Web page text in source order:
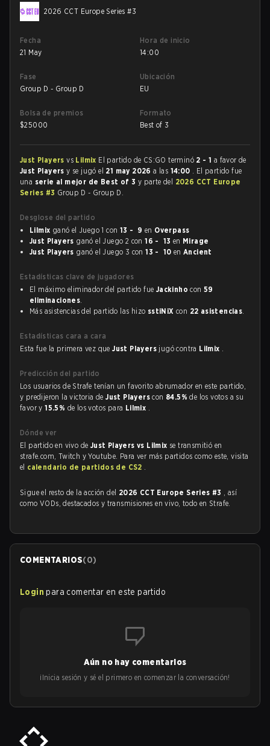
2026 CCT Europe Series #3
Fecha
21 May
Hora de inicio
14:00
Fase
Group D - Group D
Ubicación
EU
Bolsa de premios
$25000
Formato
Best of 3
Just Playersvs Lilmix El partido de CS:GO terminó 2 - 1 a favor de
Just Playersy se jugó el 21 may 2026a las 14:00 . El partido fue
una serie al mejor de Best of 3 y parte del 2026 CCT Europe
Series #3 Group D - Group D.
Desglose del partido
Lilmix ganó el Juego 1 con 13 - 9 en Overpass
Just Players ganó el Juego 2 con16 - 13 en Mirage
Just Players ganó el Juego 3 con13 - 10 enAncient
Estadísticas clave de jugadores
El máximo eliminador del partido fue Jackinho con59
eliminaciones.
Más asistencias del partido las hizo sstiNiX con 22 asistencias.
Estadísticas cara a cara
Esta fue la primera vez queJust Players jugó contra Lilmix .
Predicción del partido
Los usuarios de Strafe tenían un favorito abrumador en este partido,
y predijeron la victoria deJust Playerscon 84.5%de los votos a su
favor y15.5% de los votos para Lilmix .
Dónde ver
El partido en vivo de Just Players vs Lilmix se transmitió en
strafe.com, Twitch y Youtube. Para ver más partidos como este, visita
el calendario de partidos de CS2 .
Sigue el resto de la acción del 2026 CCT Europe Series #3 , así
como VODs, destacados y transmisiones en vivo, todo en Strafe.
COMENTARIOS(0)
Login para comentar en este partido
Aún no hay comentarios
¡Inicia sesión y sé el primero en comenzar la conversación!